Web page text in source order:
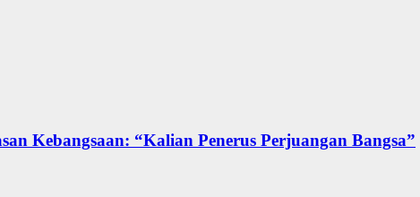
Kebangsaan: “Kalian Penerus Perjuangan Bangsa”